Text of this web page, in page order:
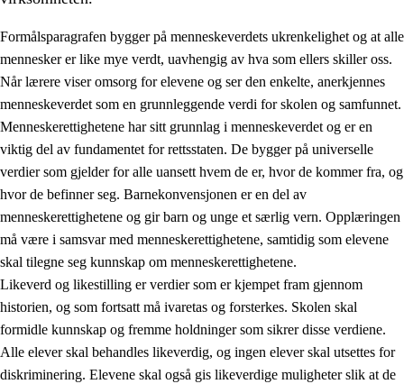
1. Opplæringens verdigrunnlag
1.1 Menneskeverdet
1.2 Identitet og kulturelt mangfold
1.3 Kritisk tenkning og etisk bevissthet
1.4 Skaperglede, engasjement og utforskertrang
1.5 Respekt for naturen og miljøbevissthet
1.6 Demokrati og medvirkning
Formålsparagrafen bygger på menneskeverdets ukrenkelighet og at alle
mennesker er like mye verdt, uavhengig av hva som ellers skiller oss.
Når lærere viser omsorg for elevene og ser den enkelte, anerkjennes
menneskeverdet som en grunnleggende verdi for skolen og samfunnet.
Menneskerettighetene har sitt grunnlag i menneskeverdet og er en
viktig del av fundamentet for rettsstaten. De bygger på universelle
verdier som gjelder for alle uansett hvem de er, hvor de kommer fra, og
hvor de befinner seg. Barnekonvensjonen er en del av
menneskerettighetene og gir barn og unge et særlig vern. Opplæringen
må være i samsvar med menneskerettighetene, samtidig som elevene
skal tilegne seg kunnskap om menneskerettighetene.
Likeverd og likestilling er verdier som er kjempet fram gjennom
historien, og som fortsatt må ivaretas og forsterkes. Skolen skal
formidle kunnskap og fremme holdninger som sikrer disse verdiene.
Alle elever skal behandles likeverdig, og ingen elever skal utsettes for
diskriminering. Elevene skal også gis likeverdige muligheter slik at de